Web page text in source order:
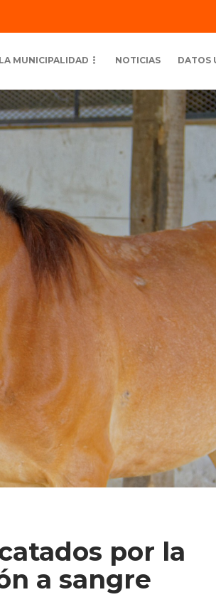
LA MUNICIPALIDAD NOTICIAS DATOS
por la
a sangre